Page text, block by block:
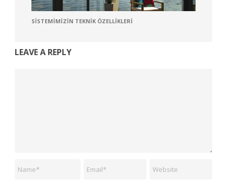
SISTEMIMIZIN TEKNIK ÖZELLIKLERI
LEAVE A REPLY